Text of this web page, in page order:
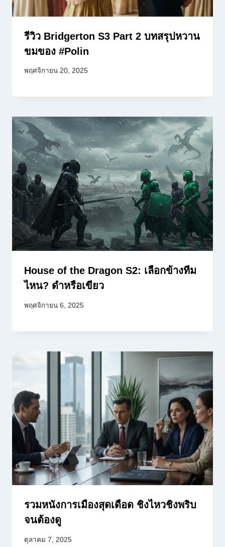
รีวิว Bridgerton S3 Part 2 บทสรุปหวาน
ขมของ #Polin
พฤศจิกายน 20, 2025
House of the Dragon S2: เลือกข้างทีม
ไหน? ดำหรือเขียว
พฤศจิกายน 6, 2025
รวมหนังการเมืองสุดเดือด ชิงไหวชิงพริบ
จนต้องดู
ตุลาคม 7, 2025